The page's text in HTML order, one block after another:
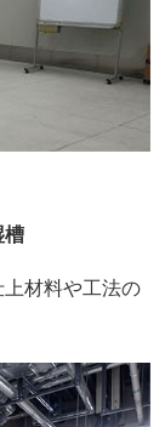
槽
材料や工法の